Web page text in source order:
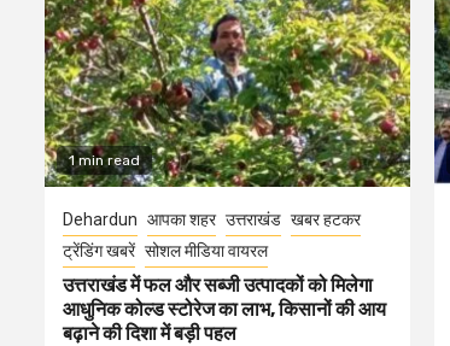
1 min read
Dehardun आपका शहर उत्तराखंड खबर हटकर
ट्रेंडिंग खबरें सोशल मीडिया वायरल
उत्तराखंड में फल और सब्जी उत्पादकों को मिलेगा
आधुनिक कोल्ड स्टोरेज का लाभ, किसानों की आय
बढ़ाने की दिशा में बड़ी पहल